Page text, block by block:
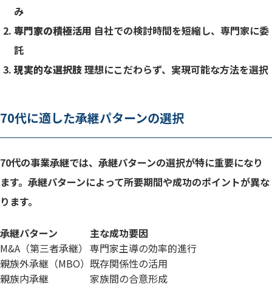
み
専門家の積極活用 自社での検討時間を短縮し、専門家に委
託
現実的な選択肢理想にこだわらず、実現可能な方法を選択
70代に適した承継パターンの選択
70代の事業承継では、承継パターンの選択が特に重要になり
ます。承継パターンによって所要期間や成功のポイントが異な
ります。
承継パターン
主な成功要因
M&A（第三者承継） 専門家主導の効率的進行
親族外承継（MBO） 既存関係性の活用
親族内承継
家族間の合意形成